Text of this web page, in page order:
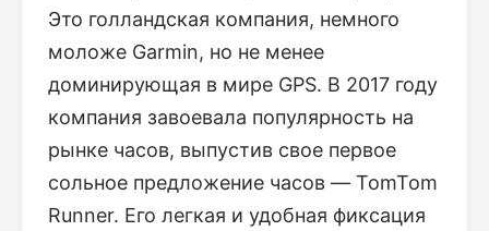
Это голландская компания, немного
моложе Garmin, но не менее
доминирующая в мире GPS. В 2017 году
компания завоевала популярность на
рынке часов, выпустив свое первое
сольное предложение часов — TomTom
Runner. Его легкая и удобная фиксация